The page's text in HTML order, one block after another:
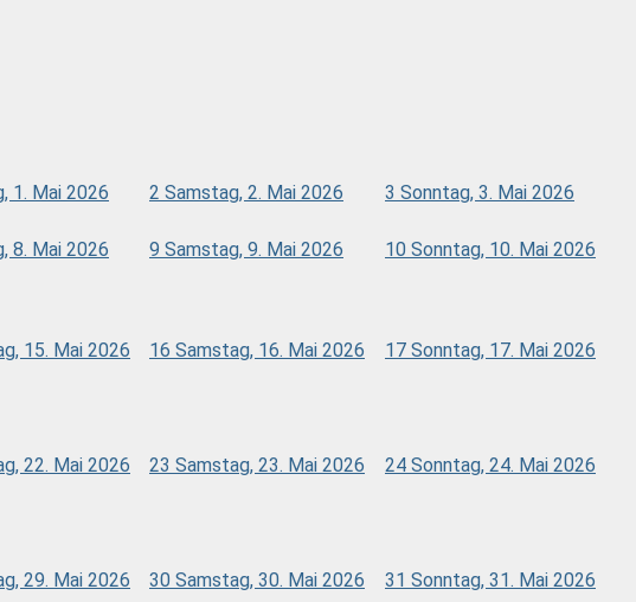
1. Mai 2026 2 Samstag, 2. Mai 2026 3 Sonntag, 3. Mai 2026
8. Mai 2026 9 Samstag, 9. Mai 2026 10 Sonntag, 10. Mai 2026
15. Mai 2026 16 Samstag, 16. Mai 2026 17 Sonntag, 17. Mai 2026
22. Mai 2026 23 Samstag, 23. Mai 2026 24 Sonntag, 24. Mai 2026
29. Mai 2026 30 Samstag, 30. Mai 2026 31 Sonntag, 31. Mai 2026